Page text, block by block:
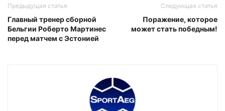
Предыдущая статья
Главный тренер сборной
Бельгии Роберто Мартинес
перед матчем с Эстонией
Следующая статья
Поражение, которое
может стать победным!